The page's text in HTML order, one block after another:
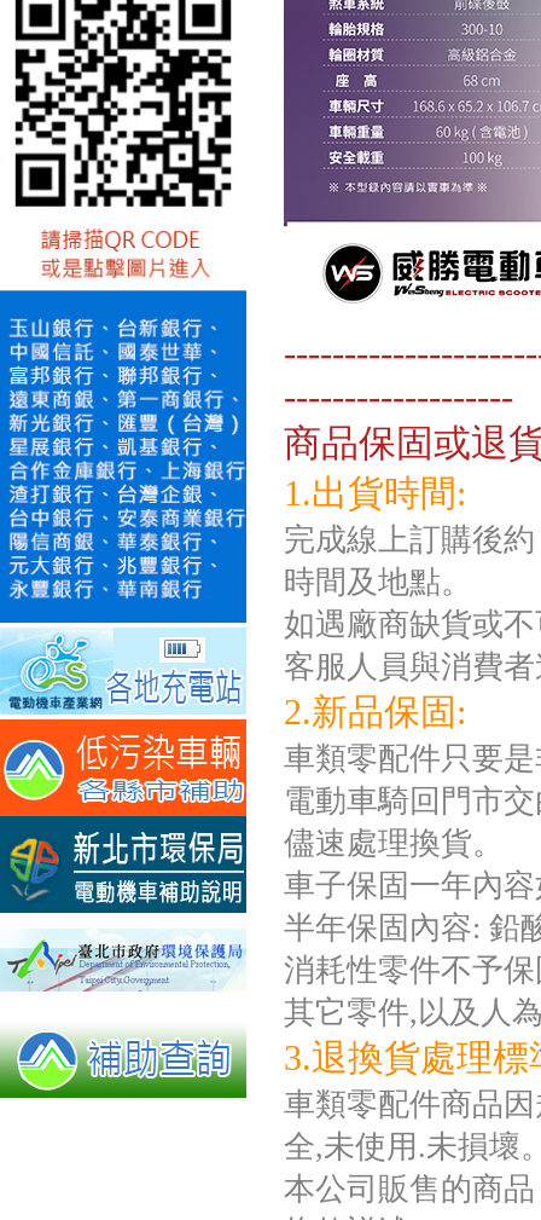
-------------------
商品保固或退
1.出貨時間:
完成線上訂購後
時間及地點。
如遇廠商缺貨或
客服人員與消費
2.新品保固:
車類零配件只要
電動車騎回門市
儘速處理換貨。
車子保固一年
半年保固內容: 鉛
消耗性零件不予
其它零件,以及人
3.退換貨處理標
車類零配件商品
全,未使用.未損壞
本公司販售的商